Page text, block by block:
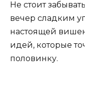
Не стоит
вечер сладким
настоящей
идей, которые
половинку.